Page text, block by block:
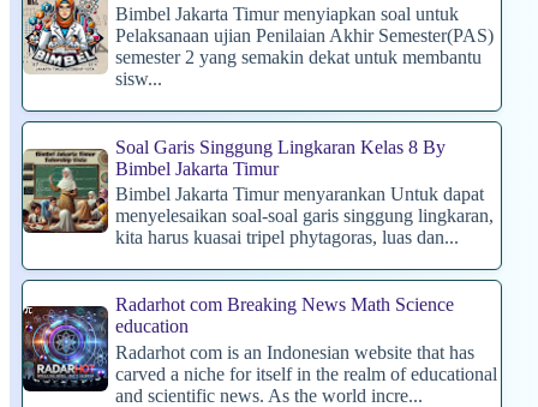
Bimbel Jakarta Timur menyiapkan soal untuk
Pelaksanaan ujian Penilaian Akhir Semester(PAS)
semester 2 yang semakin dekat untuk membantu
sisw...
Soal Garis Singgung Lingkaran Kelas 8 By
Bimbel Jakarta Timur
Bimbel Jakarta Timur menyarankan Untuk dapat
menyelesaikan soal-soal garis singgung lingkaran,
kita harus kuasai tripel phytagoras, luas dan...
Radarhot com Breaking News Math Science
education
Radarhot com is an Indonesian website that has
carved a niche for itself in the realm of educational
and scientific news. As the world incre...